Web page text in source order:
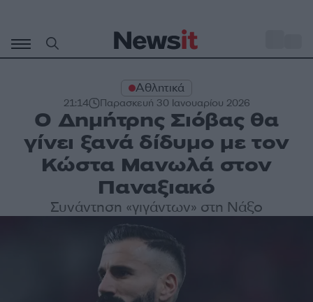
περιεχόμενο
Αθλητικά
21:14 Παρασκευή 30 Ιανουαρίου 2026
Ο Δημήτρης Σιόβας θα
γίνει ξανά δίδυμο με τον
Κώστα Μανωλά στον
Παναξιακό
Συνάντηση «γιγάντων» στη Νάξο